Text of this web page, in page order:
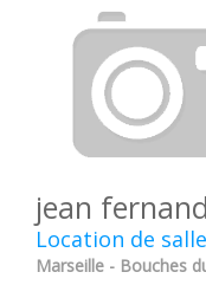
jean fernand
Location de
Marseille - Bouches